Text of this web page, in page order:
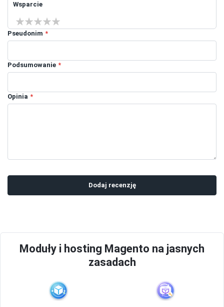
Wsparcie
1 star2 stars
3 stars
4 stars5 stars
Pseudonim
Podsumowanie
Opinia
Dodaj recenzję
Moduły i hosting Magento na jasnych
zasadach